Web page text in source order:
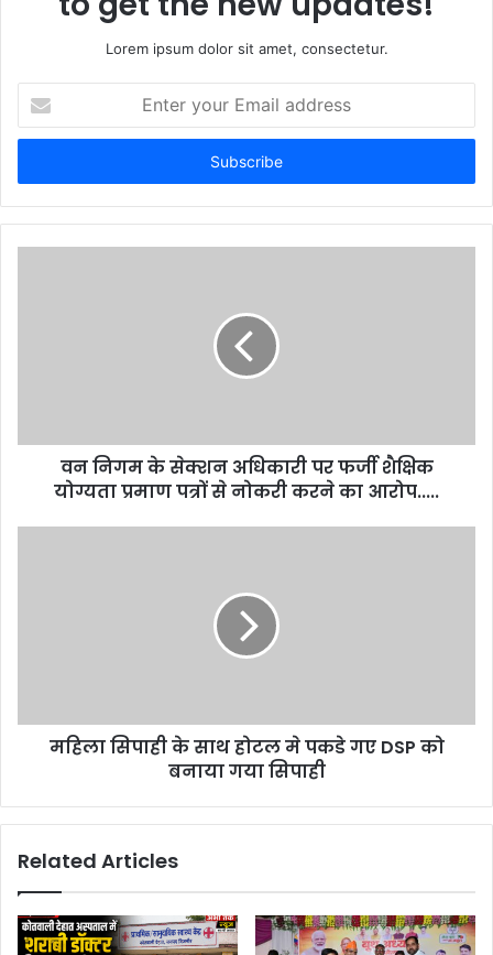
Lorem ipsum dolor sit amet, consectetur.
your
Email
वन निगम के सेक्शन अधिकारी पर फर्जी शैक्षिक
योग्यता प्रमाण पत्रों से नोकरी करने का आरोप.....
महिला सिपाही के साथ होटल मे पकडे गए DSP को
बनाया गया सिपाही
Related Articles